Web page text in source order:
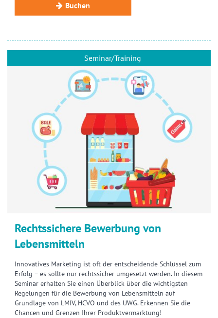
Buchen
Seminar/Training
Rechtssichere Bewerbung von
Lebensmitteln
Innovatives Marketing ist oft der entscheidende Schlüssel zum
Erfolg – es sollte nur rechtssicher umgesetzt werden. In diesem
Seminar erhalten Sie einen Überblick über die wichtigsten
Regelungen für die Bewerbung von Lebensmitteln auf
Grundlage von LMIV, HCVO und des UWG. Erkennen Sie die
Chancen und Grenzen Ihrer Produktvermarktung!